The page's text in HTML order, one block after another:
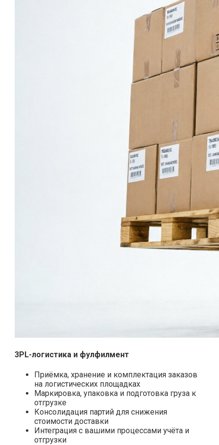
3PL-логистика и фулфилмент
Приёмка, хранение и комплектация заказов
на логистических площадках
Маркировка, упаковка и подготовка груза к
отгрузке
Консолидация партий для снижения
стоимости доставки
Интеграция с вашими процессами учёта и
отгрузки